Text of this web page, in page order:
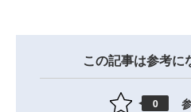
この記事は参考に
0